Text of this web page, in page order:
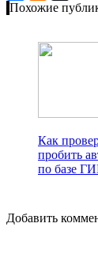
Похожие
Как
пробить
по базе
Добавить